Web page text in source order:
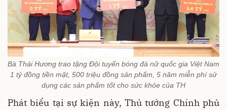
Bà Thái Hương trao tặng Đội tuyển bóng đá nữ quốc gia Việt Nam
1 tỷ đồng tiền mặt, 500 triệu đồng sản phẩm, 5 năm miễn phí sử
dụng các sản phẩm tốt cho sức khỏe của TH
Phát biểu tại sự kiện này, Thủ tướng Chính phủ